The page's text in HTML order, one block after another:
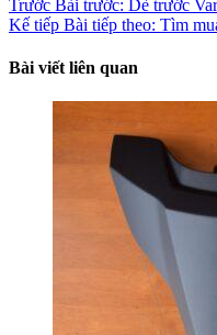
Trước Bài trước: Dè trước
Kế tiếp Bài tiếp theo: Tìm
Bài viết liên quan